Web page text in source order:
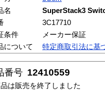
名
SuperStack3
3C17710
条件
メーカー保証
について
特定商取引法に基
番号 12410559
は販売を終了しました